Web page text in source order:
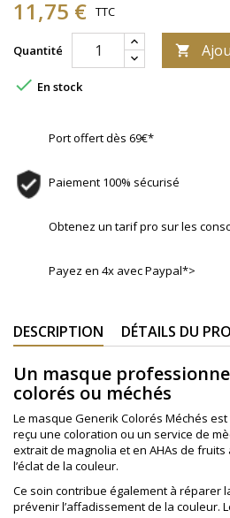
11,75 € TTC
Quantité 
 En stock
Port offert dès 69€*
Paiement 100% sécurisé
Obtenez un tarif pro sur les
Payez en 4x avec Paypal*>
DESCRIPTION DÉTAILS DU
Un masque
colorés ou méchés
Le masque Generik Colorés Méchés
reçu une coloration ou un service de
extrait de magnolia et en AHAs de
l’éclat de la couleur.
Ce soin contribue également à réparer
prévenir l’affadissement de la couleur.